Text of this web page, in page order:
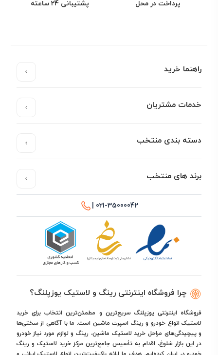
شرکت تولیدی لاستیک جی تی با ظرفیت تولید 50 میلیون
تی اندونزی و لاستیک جی تی چین در ایران است
پرداخت در محل پشتیبانی 24 ساعته
راهنما خرید
خدمات مشتریان
دسته بندی منتخب
برند های منتخب
021-35000042 |
چرا فروشگاه اینترنتی رینگ و لاستیک یوزپلنگ؟
فروشگاه اینترنتی یوزپلنگ سریع‌ترین و مطمئن‌ترین انتخاب برای خرید
لاستیک انواع خودرو و رینگ اسپرت ماشین است. ما با آگاهی از سختی‌ها
و پیچیدگی‌های مراحل خرید لاستیک ماشین، رینگ و لوازم مورد نیاز خودرو
در این بازار شلوغ، اقدام به تأسیس جامع‌ترین مرکز خرید لاستیک و رینگ